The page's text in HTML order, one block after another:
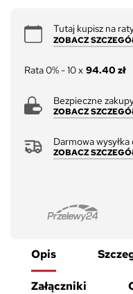
Tutaj kupisz na
ZOBACZ
Rata 0% - 10 x 94.40 zł
Bezpieczne
ZOBACZ
Darmowa
ZOBACZ
Opis
Załączniki